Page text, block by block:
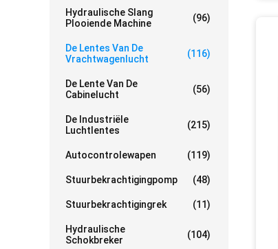
Hydraulische Slang
Plooiende Machine
(96)
De Lentes Van De
Vrachtwagenlucht
(116)
De Lente Van De
Cabinelucht
(56)
De Industriële
Luchtlentes
(215)
Autocontrolewapen (119)
Stuurbekrachtigingpomp (48)
Stuurbekrachtigingrek (11)
Hydraulische
Schokbreker
(104)